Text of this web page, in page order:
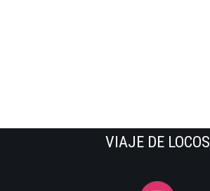
VIAJE DE LOCOS